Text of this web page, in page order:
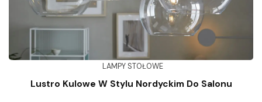
LAMPY STOŁOWE
Lustro Kulowe W Stylu Nordyckim Do Salonu